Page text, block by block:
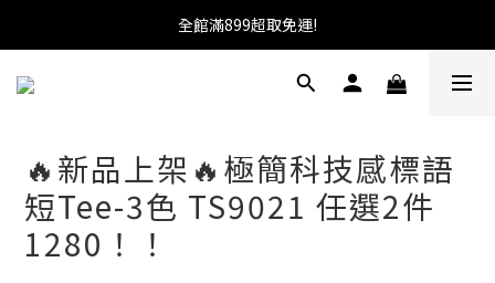
加入會員送100元購物金!馬上就可使用!
全館滿899超取免運!
★找優惠這邊走~★
🔥新品上架🔥極簡科技感標語
短Tee-3色 TS9021 任選2件
1280！！